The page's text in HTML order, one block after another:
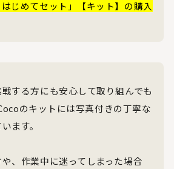
じめてセット」【キット】の購入
する方にも安心して取り組んでも
のキットには写真付きの丁寧な
ます。
、作業中に迷ってしまった場合